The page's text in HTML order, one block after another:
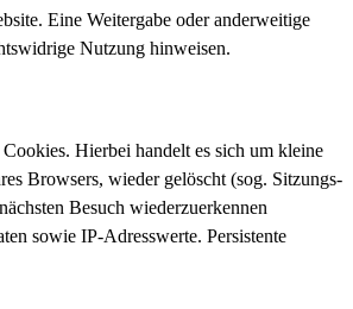
Eine Weitergabe oder anderweitige
Nutzung hinweisen.
Hierbei handelt es sich um kleine
Browsers, wieder gelöscht (sog. Sitzungs-
Besuch wiederzuerkennen
sowie IP-Adresswerte. Persistente